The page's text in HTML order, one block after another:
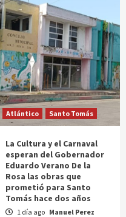
Atlántico Santo Tomás
La Cultura y el Carnaval
esperan del Gobernador
Eduardo Verano De la
Rosa las obras que
prometió para Santo
Tomás hace dos años
1 día ago Manuel Perez